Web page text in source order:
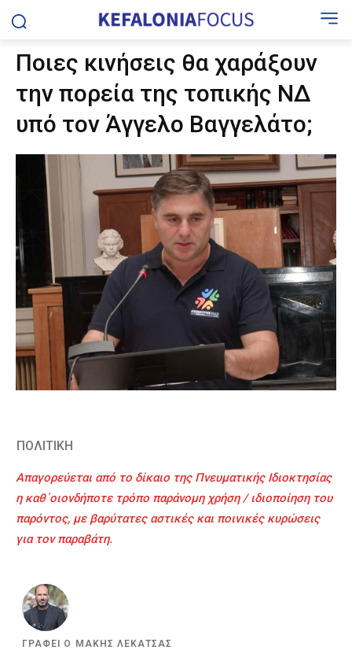
Ποιες κινήσεις θα χαράξουν
την πορεία της τοπικής ΝΔ
υπό τον Άγγελο Βαγγελάτο;
ΠΟΛΙΤΙΚΗ
Απαγορεύεται από το δίκαιο της Πνευματικής Ιδιοκτησίας
η καθ΄οιονδήποτε τρόπο παράνομη χρήση / ιδιοποίηση του
παρόντος, με βαρύτατες αστικές και ποινικές κυρώσεις
για τον παραβάτη.
ΓΡΑΦΕΙ Ο ΜΑΚΗΣ ΛΕΚΑΤΣΑΣ